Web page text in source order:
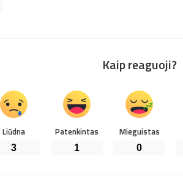
Kaip reaguoji?
Liūdna
3
Patenkintas
1
Mieguistas
0